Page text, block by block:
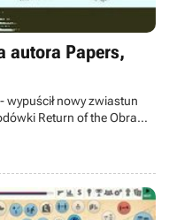
wypuścił nowy zwiastun
Return of the Obra
tego roku.